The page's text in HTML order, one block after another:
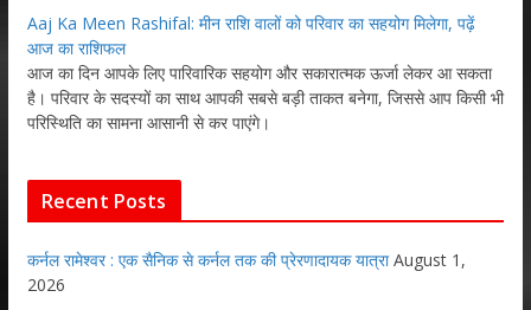
Aaj Ka Meen Rashifal: मीन राशि वालों को परिवार का सहयोग मिलेगा, पढ़ें
आज का राशिफल
आज का दिन आपके लिए पारिवारिक सहयोग और सकारात्मक ऊर्जा लेकर आ सकता
है। परिवार के सदस्यों का साथ आपकी सबसे बड़ी ताकत बनेगा, जिससे आप किसी भी
परिस्थिति का सामना आसानी से कर पाएंगे।
Recent Posts
कर्नल रामेश्वर : एक सैनिक से कर्नल तक की प्रेरणादायक यात्रा August 1,
2026